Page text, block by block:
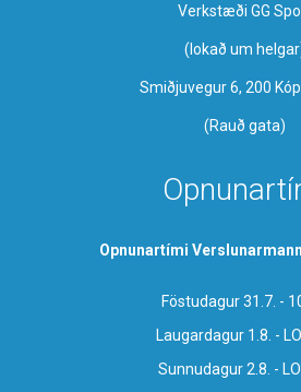
Verkstæði GG
​(lokað um
Smiðjuvegur 6, 200
(Rauð gata)
Opnunartími
Föstudagur 31.7. -
Laugardagur 1.8. -
Sunnudagur 2.8. -